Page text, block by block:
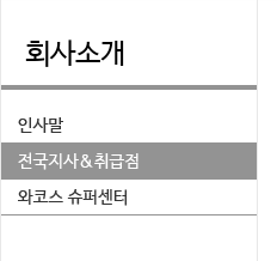
회사소개